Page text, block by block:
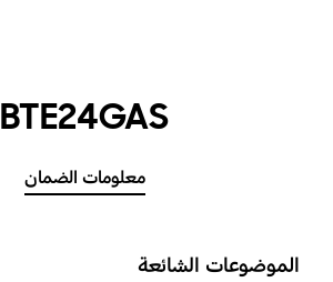
BTE24GAS
معلومات الضمان
الموضوعات الشائعة